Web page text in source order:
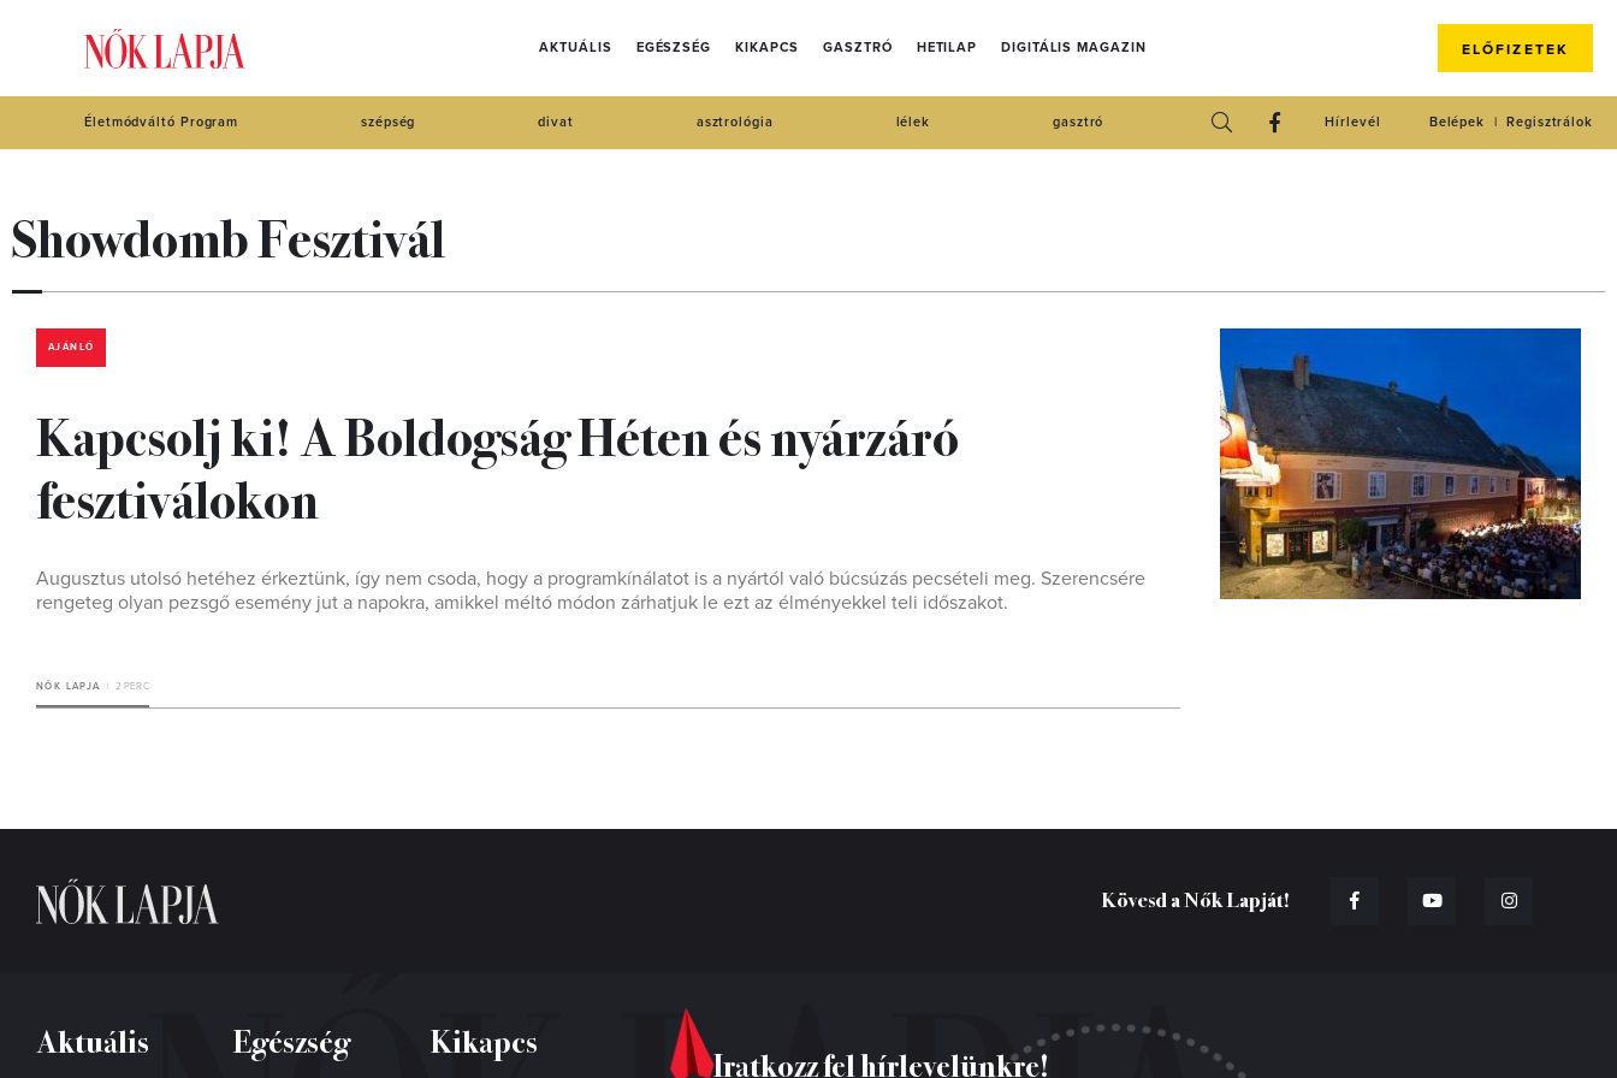
AKTUÁLIS EGÉSZSÉG KIKAPCS GASZTRÓ HETILAP DIGITÁLIS MAGAZIN ELŐFIZETEK
Életmódváltó Program szépség divat asztrológia lélek gasztró Regisztrálok
Belépek
Hírlevél
Showdomb Fesztivál
AJÁNLÓ
Kapcsolj ki! A Boldogság Héten és nyárzáró
fesztiválokon
Augusztus utolsó hetéhez érkeztünk, így nem csoda, hogy a programkínálatot is a nyártól való búcsúzás pecsételi meg. Szerencsére
rengeteg olyan pezsgő esemény jut a napokra, amikkel méltó módon zárhatjuk le ezt az élményekkel teli időszakot.
NŐK LAPJA 2 PERC
Kövesd a Nők Lapját!
Aktuális Egészség Kikapcs
Iratkozz fel hírlevelünkre!